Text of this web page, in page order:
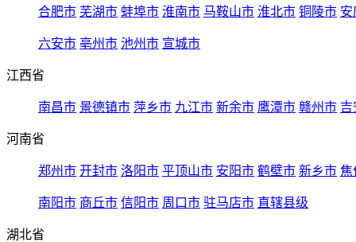
合肥市 芜湖市 蚌埠市 淮南市 马鞍山市 淮北市 铜陵市 安
六安市 亳州市 池州市 宣城市
江西省
南昌市 景德镇市 萍乡市 九江市 新余市 鹰潭市 赣州市 吉
河南省
郑州市 开封市 洛阳市 平顶山市 安阳市 鹤壁市 新乡市 焦
南阳市 商丘市 信阳市 周口市 驻马店市 直辖县级
湖北省